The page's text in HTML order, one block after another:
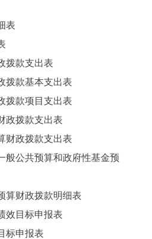
表
拨款支出表
拨款基本支出表
拨款项目支出表
政拨款支出表
财政拨款支出表
般公共预算和政府性基金预
算财政拨款明细表
效目标申报表
标申报表